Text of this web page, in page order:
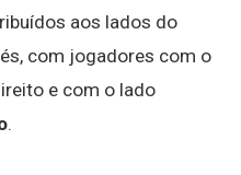
aos lados do
com jogadores com o
e com o lado
.